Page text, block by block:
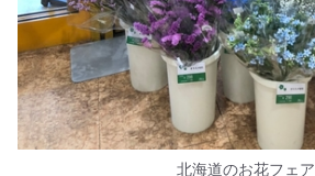
北海道のお花フェア